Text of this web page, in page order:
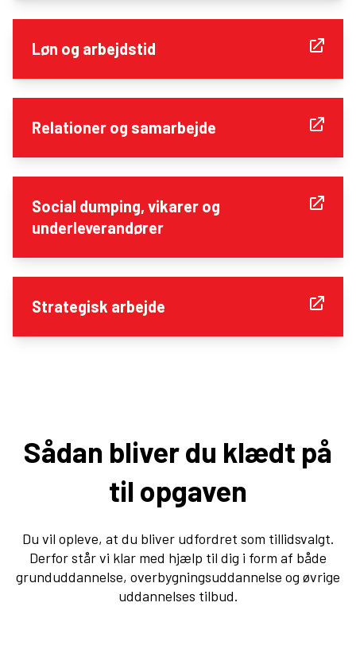
Løn og arbejdstid
Relationer og samarbejde
Social dumping, vikarer og
underleverandører
Strategisk arbejde
Sådan bliver du klædt på
til opgaven
Du vil opleve, at du bliver udfordret som tillidsvalgt.
Derfor står vi klar med hjælp til dig i form af både
grunduddannelse, overbygningsuddannelse og øvrige
uddannelses tilbud.